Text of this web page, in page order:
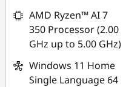
ใช้ eCoupon :
MIDNIGHT
AMD Ryzen™ AI 7
350 Processor (2.00
GHz up to 5.00 GHz)
Windows 11 Home
Single Language 64